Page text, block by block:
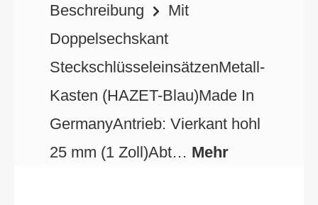
Beschreibung
Mit
Doppelsechskant
SteckschlüsseleinsätzenMetall-
Kasten (HAZET-Blau)Made In
GermanyAntrieb: Vierkant hohl
25 mm (1 Zoll)Abt… Mehr